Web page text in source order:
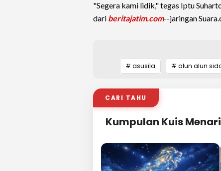
"Segera kami lidik," tegas Iptu
dari beritajatim.com--jaringan
# asusila # alun alun
CARI TAHU
Kumpulan Kuis